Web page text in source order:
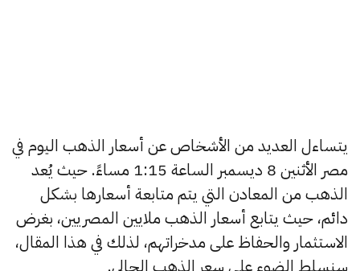
يتساءل العديد من الأشخاص عن أسعار الذهب اليوم في
مصر الأثنين 8 ديسمبر الساعة 1:15 مساءً. حيث يُعد
الذهب من المعادن التي يتم متابعة أسعارها بشكل
دائم، حيث يتابع أسعار الذهب ملايين المصريين، بغرض
الاستثمار والحفاظ على مدخراتهم، لذلك في هذا المقال،
سنسلط الضوء على سعر الذهب الحالي.